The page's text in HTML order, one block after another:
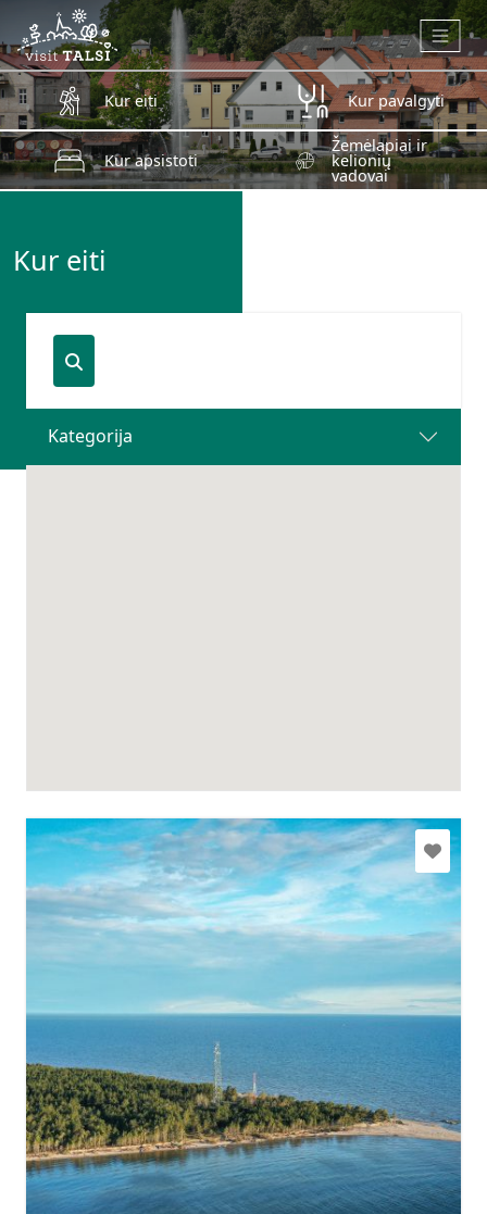
Skip to main content
Kur eiti Kur pavalgyti
Kur apsistoti
Žemėlapiai ir
kelionių
vadovai
Kur eiti
Kategorija